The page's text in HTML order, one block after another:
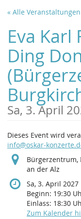
Zum
Inhalt
springen
« Alle
Eva Karl
Ding
Sa, 3. April
Dieses Event wird
info@oskar-
Bürgerzentrum,
an der Alz
Sa, 3. April 2027
Beginn: 19:30
Einlass: 18:30
Zum Kalender